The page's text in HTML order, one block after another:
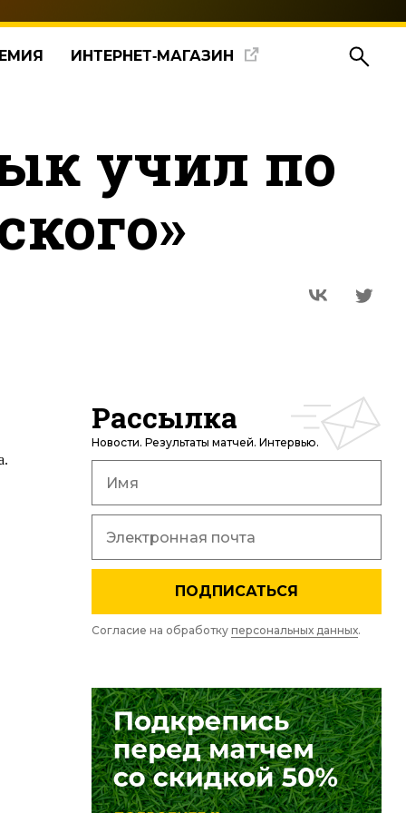
ИНТЕРНЕТ‑МАГАЗИН
учил по
Рассылка
Новости. Результаты матчей. Интервью.
ПОДПИСАТЬСЯ
Согласие на обработку персональных данных.